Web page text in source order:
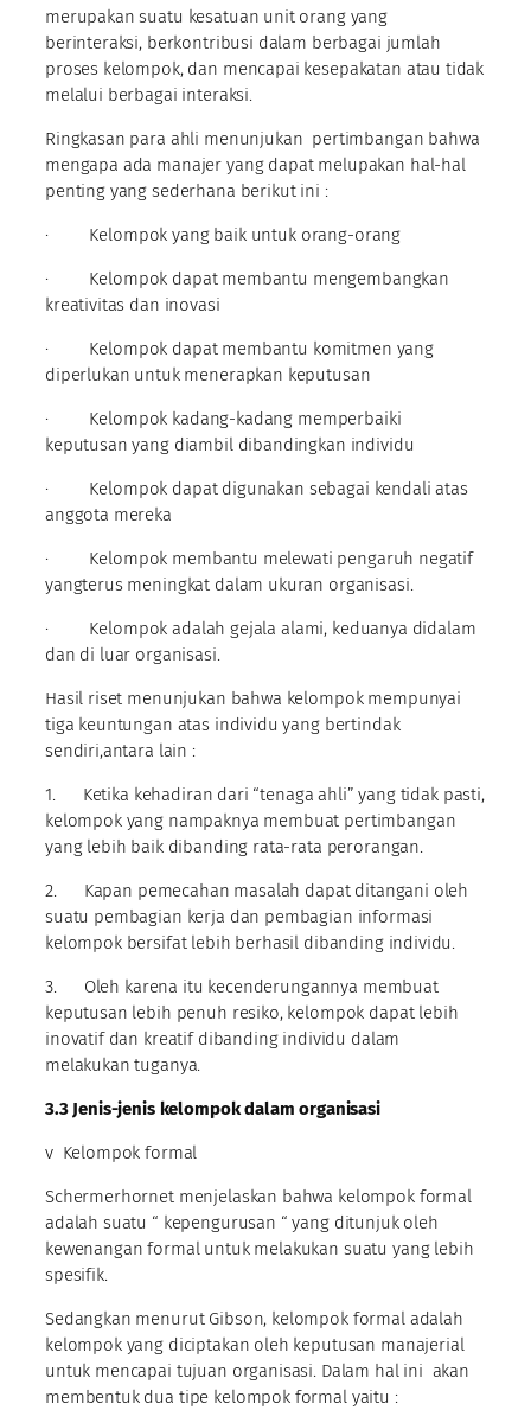
merupakan suatu kesatuan unit orang yang
berinteraksi, berkontribusi dalam berbagai jumlah
proses kelompok, dan mencapai kesepakatan atau tidak
melalui berbagai interaksi.
Ringkasan para ahli menunjukan pertimbangan bahwa
mengapa ada manajer yang dapat melupakan hal-hal
penting yang sederhana berikut ini :
· Kelompok yang baik untuk orang-orang
· Kelompok dapat membantu mengembangkan
kreativitas dan inovasi
· Kelompok dapat membantu komitmen yang
diperlukan untuk menerapkan keputusan
· Kelompok kadang-kadang memperbaiki
keputusan yang diambil dibandingkan individu
· Kelompok dapat digunakan sebagai kendali atas
anggota mereka
· Kelompok membantu melewati pengaruh negatif
yangterus meningkat dalam ukuran organisasi.
· Kelompok adalah gejala alami, keduanya didalam
dan di luar organisasi.
Hasil riset menunjukan bahwa kelompok mempunyai
tiga keuntungan atas individu yang bertindak
sendiri,antara lain :
1. Ketika kehadiran dari “tenaga ahli” yang tidak pasti,
kelompok yang nampaknya membuat pertimbangan
yang lebih baik dibanding rata-rata perorangan.
2. Kapan pemecahan masalah dapat ditangani oleh
suatu pembagian kerja dan pembagian informasi
kelompok bersifat lebih berhasil dibanding individu.
3. Oleh karena itu kecenderungannya membuat
keputusan lebih penuh resiko, kelompok dapat lebih
inovatif dan kreatif dibanding individu dalam
melakukan tuganya.
3.3 Jenis-jenis kelompok dalam organisasi
v Kelompok formal
Schermerhornet menjelaskan bahwa kelompok formal
adalah suatu “ kepengurusan “ yang ditunjuk oleh
kewenangan formal untuk melakukan suatu yang lebih
spesifik.
Sedangkan menurut Gibson, kelompok formal adalah
kelompok yang diciptakan oleh keputusan manajerial
untuk mencapai tujuan organisasi. Dalam hal ini akan
membentuk dua tipe kelompok formal yaitu :